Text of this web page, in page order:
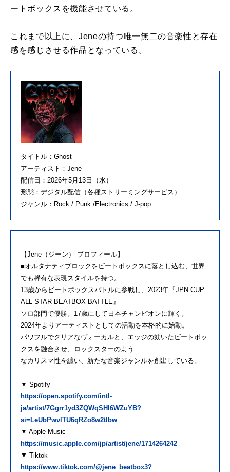
ートボックスを機能させている。
これまで以上に、Jeneの持つ唯一無二の音楽性と存在
感を感じさせる作品となっている。
タイトル：Ghost
アーティスト：Jene
配信日：2026年5月13日（水）
形態：デジタル配信（各種ストリーミングサービス）
ジャンル：Rock / Punk /Electronics / J-pop
【Jene（ジーン） プロフィール】
■オルタナティブロックをビートボックスに落とし込む、世界
でも稀有な表現スタイルを持つ。
13歳からビートボックスバトルに参戦し、2023年『JPN CUP
ALL STAR BEATBOX BATTLE』
ソロ部門で優勝。17歳にして日本チャンピオンに輝く。
2024年よりアーティストとしての活動を本格的に始動。
パワフルでクリアなヴォーカルと、エッジの効いたビートボッ
クスを融合させ、ロックスターのよう
なカリスマ性を纏い、新たな音楽ジャンルを創出している。
▼ Spotify
https://open.spotify.com/intl-
ja/artist/7Ggrr1yd3ZQWqSHI6WZuYB?
si=LeUbPwvlTU6qRZo8w2tIbw
▼ Apple Music
https://music.apple.com/jp/artist/jene/1714264242
▼ Tiktok
https://www.tiktok.com/@jene_beatbox3?